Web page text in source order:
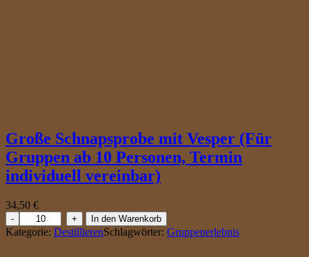
l
M
e
n
e
Große Schnapsprobe mit Vesper (Für
Gruppen ab 10 Personen, Termin
individuell vereinbar)
34,50 €
G
r
In den Warenkorb
Kategorie: DestillierenSchlagwörter: Gruppenerlebnis